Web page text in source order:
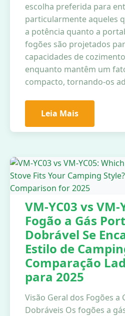
escolha preferida para
particularmente aqueles
a potência quanto a
fogões são projetados
capacidades de
enquanto mantêm um
compacto, tornando-os
Leia Mais
VM-YC03 vs VM-
Fogão a Gás
Dobrável Se
Estilo de
Comparação
para 2025
Visão Geral dos Fogões a
Dobráveis Os fogões a